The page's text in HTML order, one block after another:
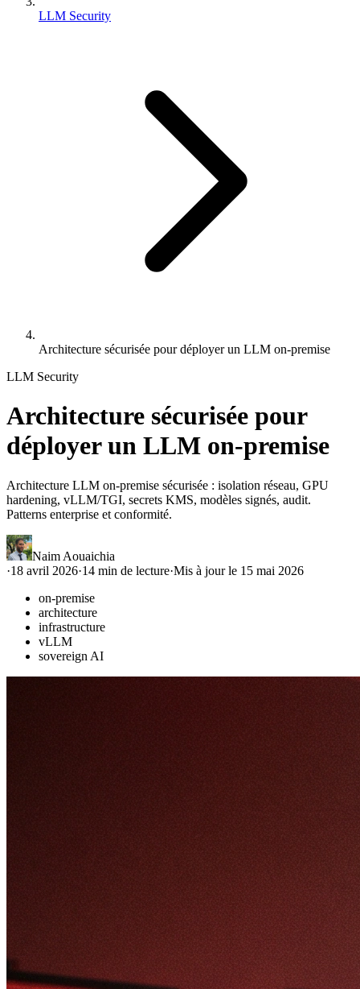
LLM Security
Architecture sécurisée pour déployer un LLM on-premise
LLM Security
Architecture sécurisée pour
déployer un LLM on-premise
Architecture LLM on-premise sécurisée : isolation réseau, GPU
hardening, vLLM/TGI, secrets KMS, modèles signés, audit.
Patterns enterprise et conformité.
Naim Aouaichia
·18 avril 2026·14 min de lecture·Mis à jour le 15 mai 2026
on-premise
architecture
infrastructure
vLLM
sovereign AI